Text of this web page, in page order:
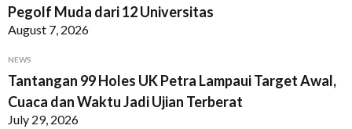
Pegolf Muda dari 12 Universitas
August 7, 2026
NEWS
Tantangan 99 Holes UK Petra Lampaui Target Awal,
Cuaca dan Waktu Jadi Ujian Terberat
July 29, 2026